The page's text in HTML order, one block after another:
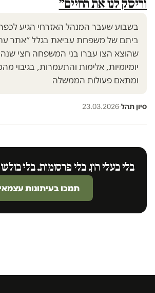
וריסק לנו את החיים״
בשבוע שעבר המנהל האזרחי הגיע
ביתם של משפחת עביאת בגלל ״אתר
שהוצא הצו עברו בני המשפחה חצי
יומיומיות, אלימות והתעמרות,
ומתאם פעולות הממשלה
סיון תהל·
23.03.2026
בלי בעלי הון. בלי פרסומות. בלי
תמכו בעיתונות